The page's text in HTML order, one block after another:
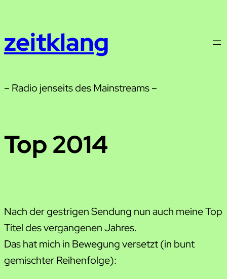
springen
zeitklang
– Radio jenseits des Mainstreams –
Top 2014
Nach der gestrigen Sendung nun auch meine Top
Titel des vergangenen Jahres.
Das hat mich in Bewegung versetzt (in bunt
gemischter Reihenfolge):